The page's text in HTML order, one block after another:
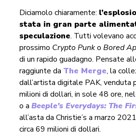
Diciamolo chiaramente:
stata in gran parte
speculazione. Tutti volevano
prossimo Crypto Punko Bored
di un rapido guadagno. Pensate
raggiunte da The Merge, la
dall’artista digitale PAK, venduta
milioni di dollari, in sole 48 ore,
o a Beeple’s Everydays: The
all’asta da Christie’s a marzo
circa 69 milioni di dollari.